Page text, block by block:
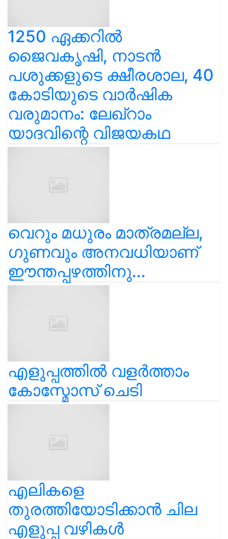
1250 ഏക്കറിൽ
ജൈവകൃഷി, നാടൻ
പശുക്കളുടെ ക്ഷീരശാല, 40
കോടിയുടെ വാർഷിക
വരുമാനം: ലേഖ്‌റാം
യാദവിന്റെ വിജയകഥ
വെറും മധുരം മാത്രമല്ല,
ഗുണവും അനവധിയാണ്
ഈന്തപ്പഴത്തിനു...
എളുപ്പത്തിൽ വളർത്താം
കോസ്മോസ് ചെടി
എലികളെ
തുരത്തിയോടിക്കാൻ ചില
എളുപ്പ വഴികൾ